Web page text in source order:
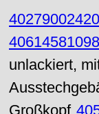
unlackiert,
Großkopf